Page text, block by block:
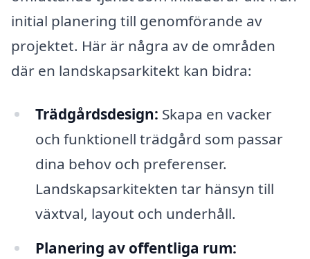
initial planering till genomförande av
projektet. Här är några av de områden
där en landskapsarkitekt kan bidra:
Trädgårdsdesign: Skapa en vacker
och funktionell trädgård som passar
dina behov och preferenser.
Landskapsarkitekten tar hänsyn till
växtval, layout och underhåll.
Planering av offentliga rum: